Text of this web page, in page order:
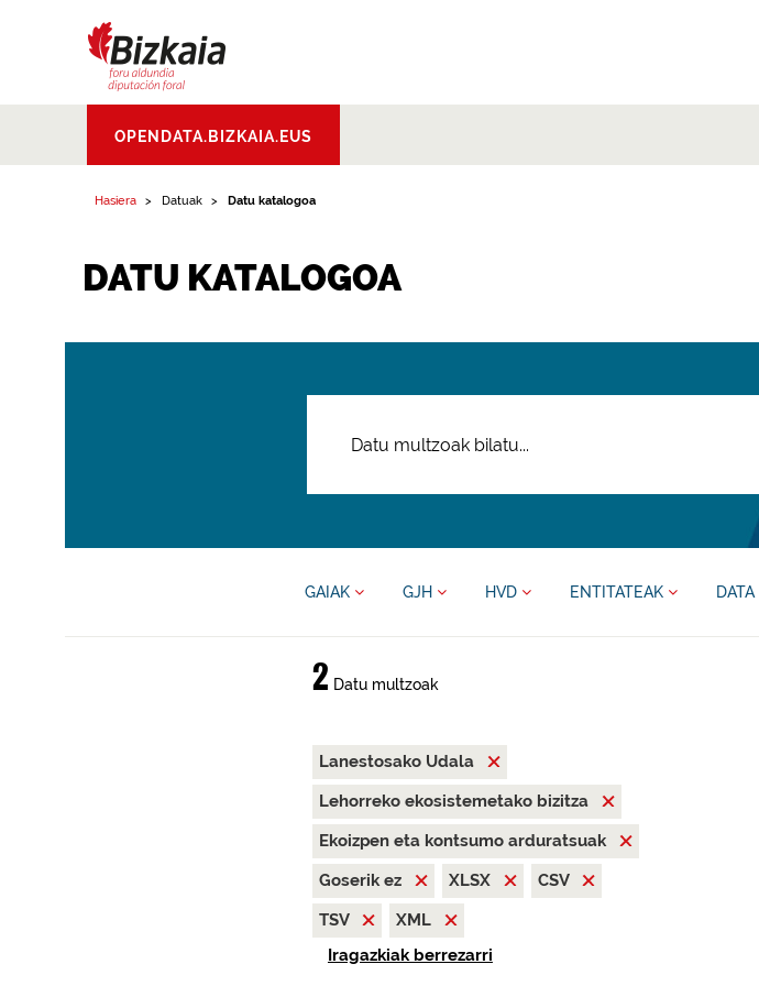
Aldundia.Diputacion
Foral de Bizkaia
OPENDATA.BIZKAIA.EUS
Hasiera Datuak Datu katalogoa
DATU KATALOGOA
GAIAK GJH HVD ENTITATEAK DATA
2 Datu multzoak
Lanestosako Udala
Lehorreko ekosistemetako bizitza
Ekoizpen eta kontsumo arduratsuak
Goserik ez
XLSX
CSV
TSV
XML
Iragazkiak berrezarri